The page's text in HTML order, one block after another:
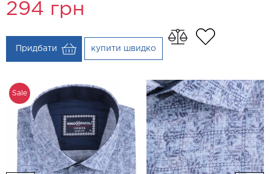
294 грн
Придбати купити швидко
Sale